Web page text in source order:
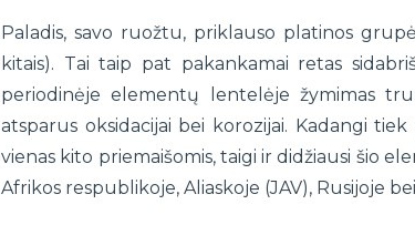
Paladis, savo ruožtu, priklauso platinos
kitais). Tai taip pat pakankamai retas
periodinėje elementų lentelėje žymimas
atsparus oksidacijai bei korozijai. Kadangi
vienas kito priemaišomis, taigi ir didžiausi šio
Afrikos respublikoje, Aliaskoje (JAV), Rusijoje